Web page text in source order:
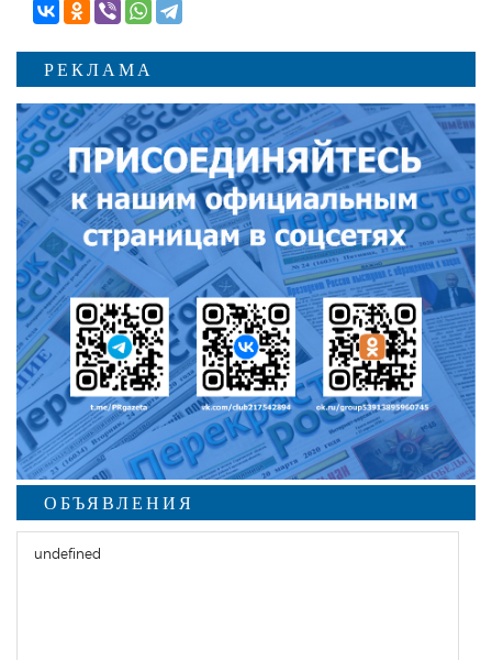
РЕКЛАМА
ОБЪЯВЛЕНИЯ
undefined